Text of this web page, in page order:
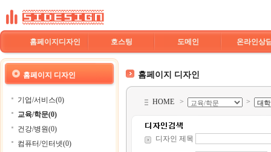
홈페이지디자인 호스팅 도메인 온라인상
홈페이지 디자인
기업/서비스(0)
교육/학문(0)
건강/병원(0)
컴퓨터/인터넷(0)
홈페이지 디자인
HOME > >
디자인 제목